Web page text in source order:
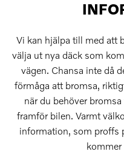
Vi kan hjälpa till med att
välja ut nya däck som
vägen. Chansa inte då
förmåga att bromsa,
när du behöver
framför bilen. Varmt
information, som proffs
kommer